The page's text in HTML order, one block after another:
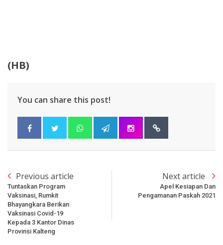
(HB)
You can share this post!
Previous article
Tuntaskan Program
Vaksinasi, Rumkit
Bhayangkara Berikan
Vaksinasi Covid-19
Kepada 3 Kantor Dinas
Provinsi Kalteng
Next article
Apel Kesiapan Dan
Pengamanan Paskah 2021